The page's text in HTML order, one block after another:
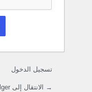
تسجيل الدخول
→ الانتقال إلى Opéra d'Alger